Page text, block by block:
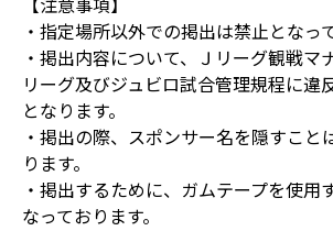
・指定場所以外での掲出は禁止となっ
・掲出内容について、Ｊリーグ観戦マ
リーグ及びジュビロ試合管理規程に違
となります。
・掲出の際、スポンサー名を隠すこと
ります。
・掲出するために、ガムテープを使用
なっております。